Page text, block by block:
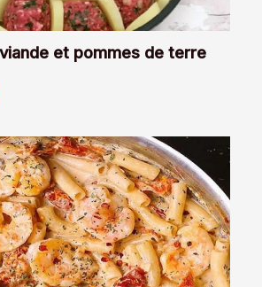
et pommes de terre